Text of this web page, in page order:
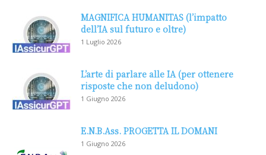
MAGNIFICA HUMANITAS (l’impatto
dell’IA sul futuro e oltre)
1 Luglio 2026
L’arte di parlare alle IA (per ottenere
risposte che non deludono)
1 Giugno 2026
E.N.B.Ass. PROGETTA IL DOMANI
1 Giugno 2026